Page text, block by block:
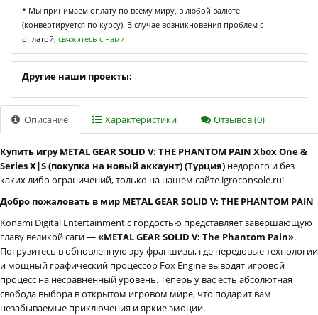
* Мы принимаем оплату по всему миру, в любой валюте
(конвертируется по курсу). В случае возникновения проблем с
оплатой, свяжитесь с нами.
Другие наши проекты:
Описание Характеристики Отзывов (0)
Купить игру METAL GEAR SOLID V: THE PHANTOM PAIN Xbox One &
Series X|S (покупка на новый аккаунт) (Турция) недорого и без
каких либо ограничений, только на нашем сайте igroconsole.ru!
Добро пожаловать в мир METAL GEAR SOLID V: THE PHANTOM PAIN
Konami Digital Entertainment с гордостью представляет завершающую
главу великой саги —«METAL GEAR SOLID V: The Phantom Pain».
Погрузитесь в обновленную эру франшизы, где передовые технологии
и мощный графический процессор Fox Engine выводят игровой
процесс на несравненный уровень. Теперь у вас есть абсолютная
свобода выбора в открытом игровом мире, что подарит вам
незабываемые приключения и яркие эмоции.